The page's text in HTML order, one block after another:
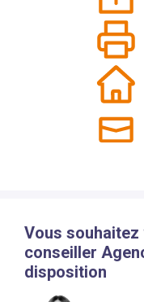
Vous
conseiller
disposition